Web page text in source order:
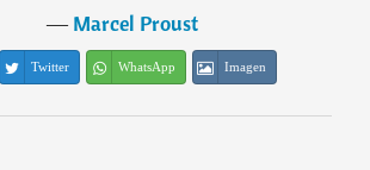
―Marcel Proust
Twitter WhatsApp Imagen